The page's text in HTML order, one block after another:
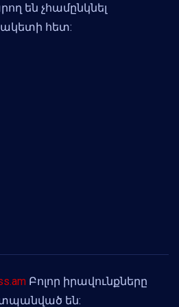
են չհամընկնել
հետ:
Բոլոր իրավունքները
են: